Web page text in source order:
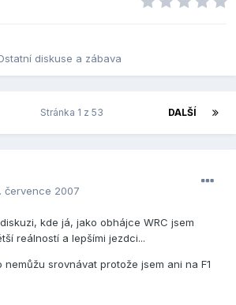
diskuse a zábava
DALŠÍ
Stránka 1 z 53
července 2007
kde já, jako obhájce WRC jsem
reálností a lepšími jezdci...
nemůžu srovnávat protože jsem ani na F1